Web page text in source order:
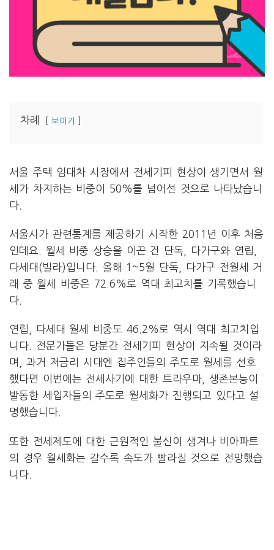
차례 보이기
서울 주택 임대차 시장에서 전세기피 현상이 생기면서 월
세가 차지하는 비중이 50%를 넘어선 것으로 나타났습니
다.
서울시가 관련통계를 제공하기 시작한 2011년 이후 처음
인데요. 월세 비중 상승을 이끈 건 단독, 다가구와 연립,
다세대(빌라)입니다. 올해 1~5월 단독, 다가구 전월세 거
래 중 월세 비중은 72.6%로 역대 최고치를 기록했습니
다.
연립, 다세대 월세 비중도 46.2%로 역시 역대 최고치입
니다. 전문가들은 당분간 전세기피 현상이 지속될 것이라
며, 과거 저금리 시대엔 집주인들의 주도로 월세를 선호
했다면 이번에는 전세사기에 대한 트라우마, 생존본능이
발동한 세입자들의 주도로 월세화가 진행되고 있다고 설
명했습니다.
또한 전세제도에 대한 근원적인 불신이 생겨나 비아파트
의 경우 월세화는 갈수록 속도가 빨라질 것으로 전망했습
니다.